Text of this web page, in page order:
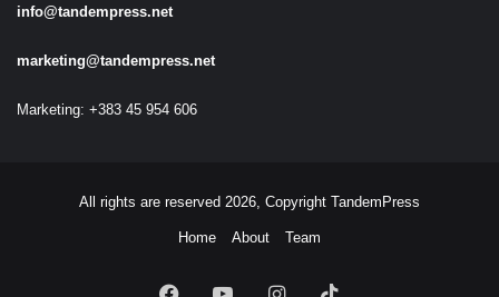
info@tandempress.net
marketing@tandempress.net
Marketing: +383 45 954 606
All rights are reserved 2026, Copyright TandemPress
Home About Team